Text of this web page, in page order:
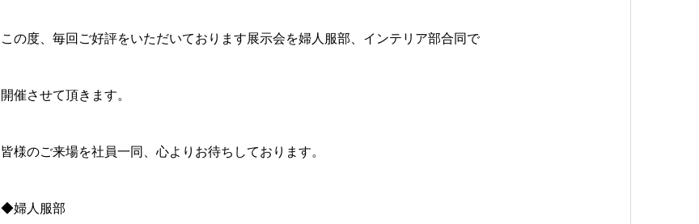
この度、毎回ご好評をいただいております展示会を婦人服部、インテリア部合同で
開催させて頂きます。
皆様のご来場を社員一同、心よりお待ちしております。
◆婦人服部